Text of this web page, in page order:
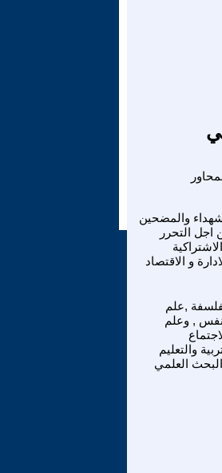
والمضحين
اجل التحرر
و الاقتصاد
,علم
, وعلم
والتعليم
العلمي